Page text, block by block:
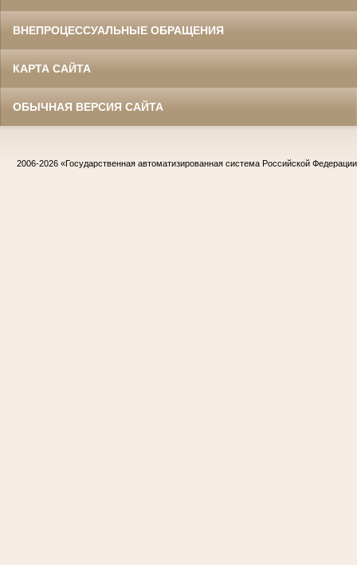
ВНЕПРОЦЕССУАЛЬНЫЕ ОБРАЩЕНИЯ
КАРТА САЙТА
ОБЫЧНАЯ ВЕРСИЯ САЙТА
2006-2026 «Государственная автоматизированная система Российской